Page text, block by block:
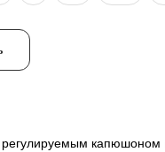
капюшоном